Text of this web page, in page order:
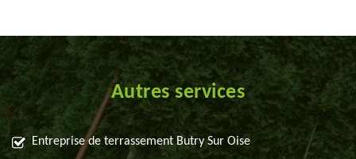
Autres services
Entreprise de terrassement Butry Sur Oise